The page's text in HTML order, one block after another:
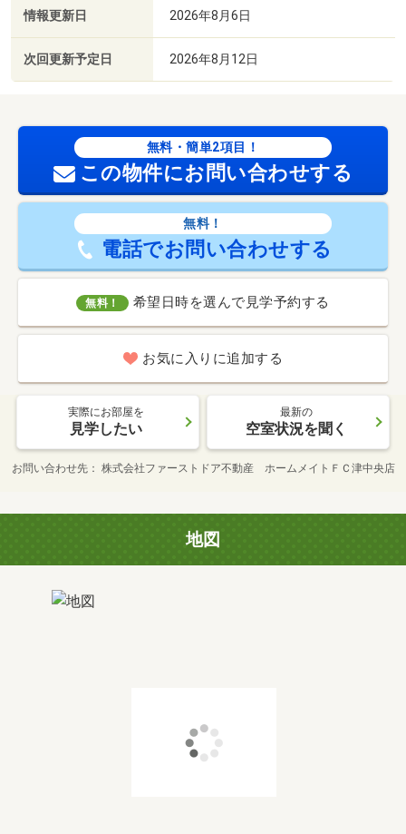
情報更新日 2026年8月6日
次回更新予定日 2026年8月12日
無料・簡単2項目！
この物件にお問い合わせする
無料！
電話でお問い合わせする
無料！ 希望日時を選んで見学予約する
お気に入りに追加する
実際にお部屋を
見学したい
最新の
空室状況を聞く
お問い合わせ先 株式会社ファーストドア不動産 ホームメイトＦＣ津中央店
地図